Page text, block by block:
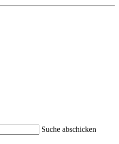
Suche abschicken